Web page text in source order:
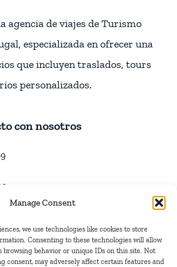
Manage Consent
we use technologies like cookies to store
Consenting to these technologies will allow
browsing behavior or unique IDs on this site. Not
consent, may adversely affect certain features and
agencia de viajes de Turismo
especializada en ofrecer una
que incluyen traslados, tours
personalizados.
con nosotros